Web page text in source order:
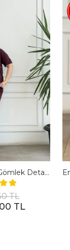
Polo Yaka Çizgili Gömlek Detaylı Kısa Kollu Takım - BORDO
TL
TL